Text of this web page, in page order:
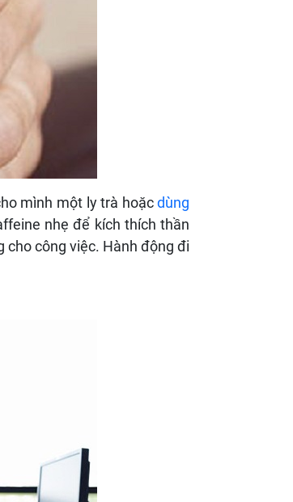
mình một ly trà hoặcdùng
nhẹ để kích thích thần
cho công việc. Hành động đi